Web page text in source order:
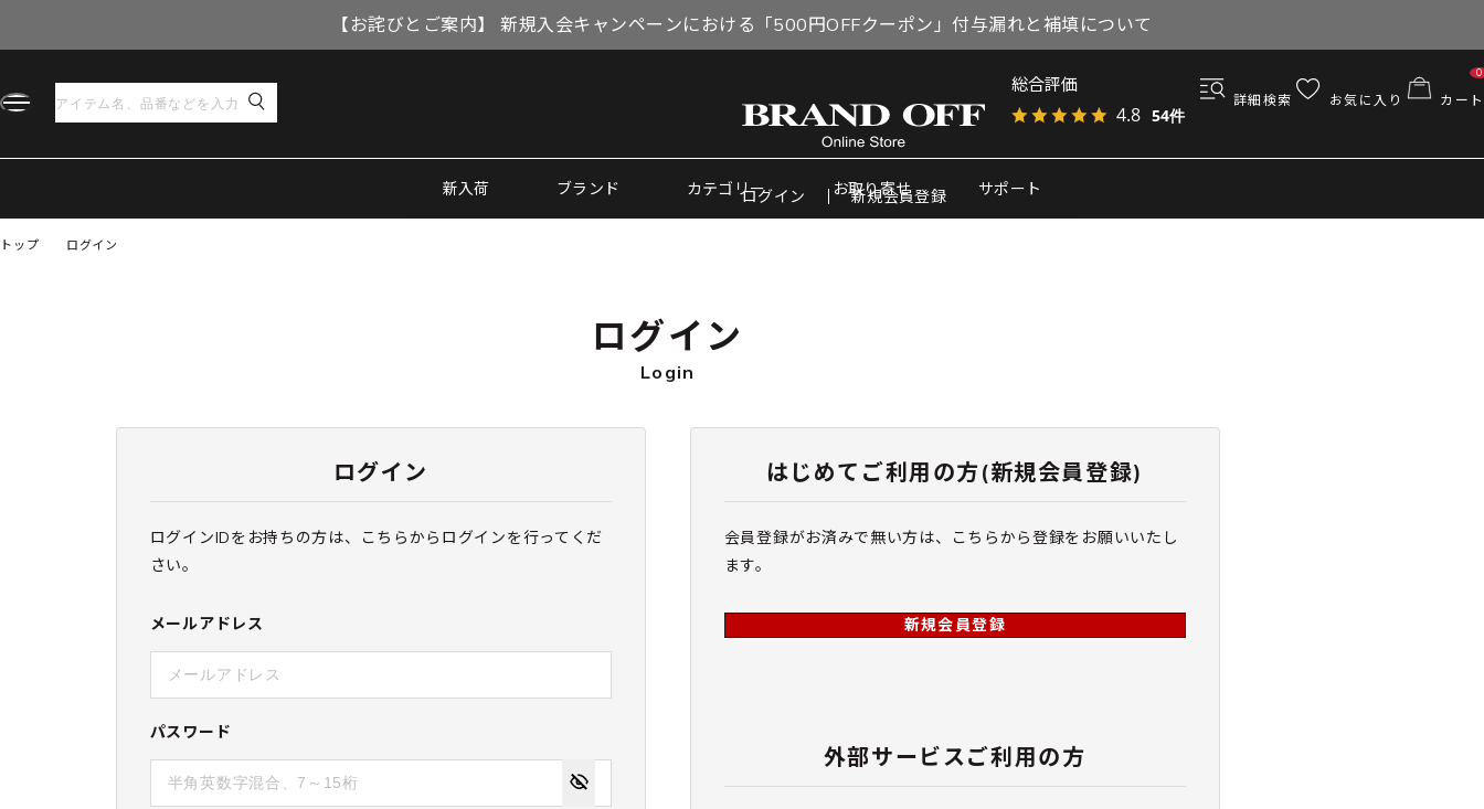
【お詫びとご案内】 新規入会キャンペーンにおける「500円OFFクーポン」付与漏れと補填について
総合評価
4.8 54件
詳細検索 お気に入り カート
0
新入荷 ブランド カテゴリー お取り寄せ サポート
ログイン 新規会員登録
トップ ログイン
ログイン
Login
ログイン
ログインIDをお持ちの方は、こちらからログインを行ってくだ
さい。
メールアドレス
パスワード
はじめてご利用の方(新規会員登録)
会員登録がお済みで無い方は、こちらから登録をお願いいたし
ます。
新規会員登録
外部サービスご利用の方